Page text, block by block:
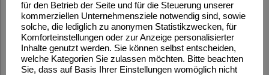
für den Betrieb der Seite und für die Steuerung unserer
kommerziellen Unternehmensziele notwendig sind, sowie
solche, die lediglich zu anonymen Statistikzwecken, für
Komforteinstellungen oder zur Anzeige personalisierter
Inhalte genutzt werden. Sie können selbst entscheiden,
welche Kategorien Sie zulassen möchten. Bitte beachten
Sie, dass auf Basis Ihrer Einstellungen womöglich nicht